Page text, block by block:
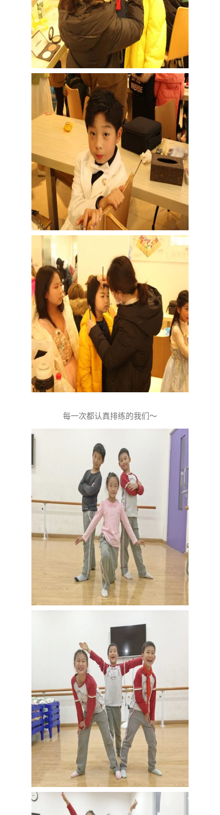
每一次都认真排练的我们～